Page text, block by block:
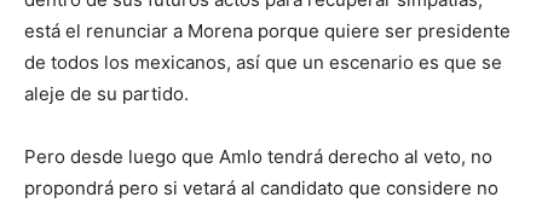
está el renunciar a Morena porque quiere ser presidente
de todos los mexicanos, así que un escenario es que se
aleje de su partido.
Pero desde luego que Amlo tendrá derecho al veto, no
propondrá pero si vetará al candidato que considere no